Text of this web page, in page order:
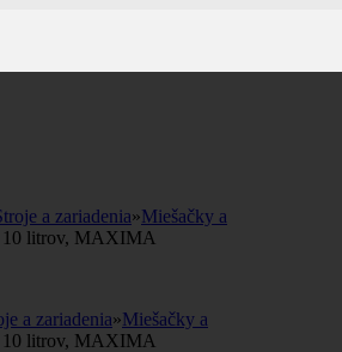
a zariadenia»Miešačky a
10 litrov, MAXIMA
a zariadenia»Miešačky a
10 litrov, MAXIMA